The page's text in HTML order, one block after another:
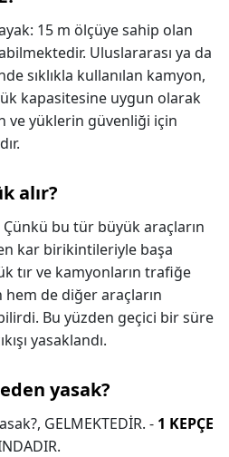
15 m ölçüye sahip olan
Uluslararası ya da
sıklıkla kullanılan kamyon,
kapasitesine uygun olarak
ve yüklerin güvenliği için
alır?
Çünkü bu tür büyük araçların
kar birikintileriyle başa
tır ve kamyonların trafiğe
hem de diğer araçların
Bu yüzden geçici bir süre
yasaklandı.
yasak?
GELMEKTEDİR. - 1 KEPÇE